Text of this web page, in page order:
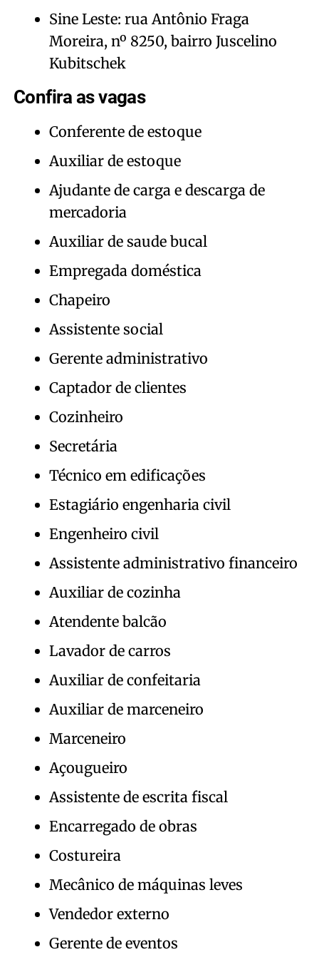
Sine Leste: rua Antônio Fraga
Moreira, nº 8250, bairro Juscelino
Kubitschek
Confira as vagas
Conferente de estoque
Auxiliar de estoque
Ajudante de carga e descarga de
mercadoria
Auxiliar de saude bucal
Empregada doméstica
Chapeiro
Assistente social
Gerente administrativo
Captador de clientes
Cozinheiro
Secretária
Técnico em edificações
Estagiário engenharia civil
Engenheiro civil
Assistente administrativo financeiro
Auxiliar de cozinha
Atendente balcão
Lavador de carros
Auxiliar de confeitaria
Auxiliar de marceneiro
Marceneiro
Açougueiro
Assistente de escrita fiscal
Encarregado de obras
Costureira
Mecânico de máquinas leves
Vendedor externo
Gerente de eventos